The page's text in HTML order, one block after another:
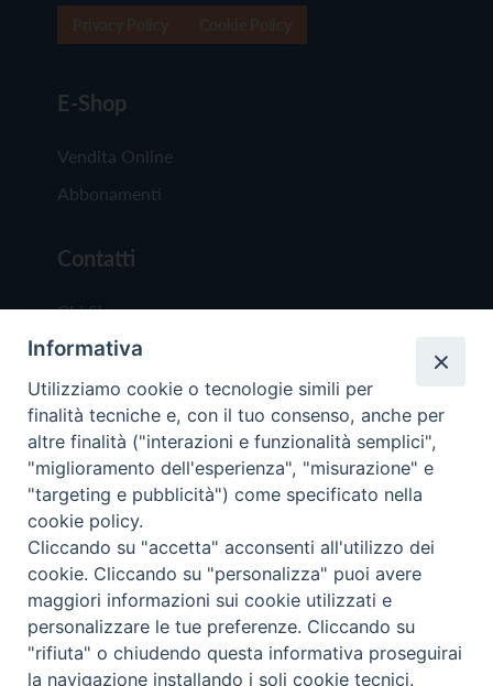
E-Shop
Vendita Online
Abbonamenti
Contatti
Chi Siamo
Redazione
Scrivici
Copyright © 2019 - Tutti i diritti riservati - Vita
Trentina Editrice
Privacy Policy
Torna
Informativa
Utilizziamo cookie o tecnologie simili per
finalità tecniche e, con il tuo consenso, anche per
altre finalità ("interazioni e funzionalità semplici",
"miglioramento dell'esperienza", "misurazione" e
"targeting e pubblicità") come specificato nella
cookie policy.
Cliccando su "accetta" acconsenti all'utilizzo dei
cookie. Cliccando su "personalizza" puoi avere
maggiori informazioni sui cookie utilizzati e
personalizzare le tue preferenze. Cliccando su
"rifiuta" o chiudendo questa informativa proseguirai
la navigazione installando i soli cookie tecnici.